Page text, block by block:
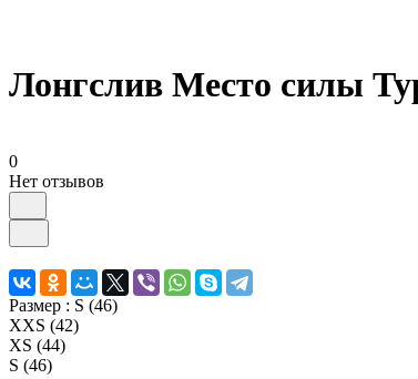
Лонгслив Место силы
0
Нет отзывов
Размер : S (46)
XXS (42)
XS (44)
S (46)